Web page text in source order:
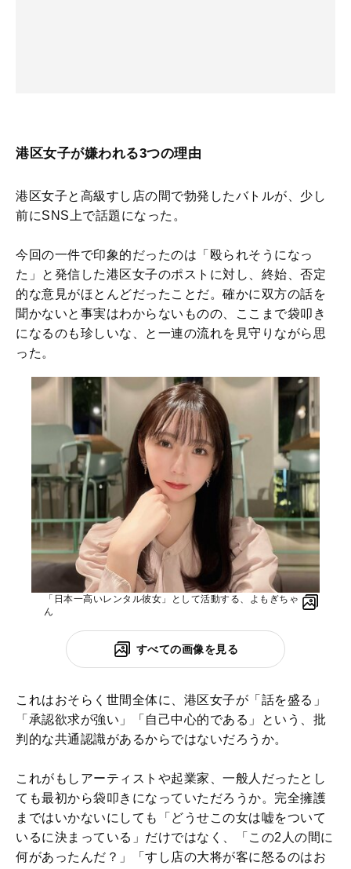
港区女子が嫌われる3つの理由
港区女子と高級すし店の間で勃発したバトルが、少し
前にSNS上で話題になった。
今回の一件で印象的だったのは「殴られそうになっ
た」と発信した港区女子のポストに対し、終始、否定
的な意見がほとんどだったことだ。確かに双方の話を
聞かないと事実はわからないものの、ここまで袋叩き
になるのも珍しいな、と一連の流れを見守りながら思
った。
「日本一高いレンタル彼女」として活動する、よもぎちゃ
ん
すべての画像を見る
これはおそらく世間全体に、港区女子が「話を盛る」
「承認欲求が強い」「自己中心的である」という、批
判的な共通認識があるからではないだろうか。
これがもしアーティストや起業家、一般人だったとし
ても最初から袋叩きになっていただろうか。完全擁護
まではいかないにしても「どうせこの女は嘘をついて
いるに決まっている」だけではなく、「この2人の間に
何があったんだ？」「すし店の大将が客に怒るのはお